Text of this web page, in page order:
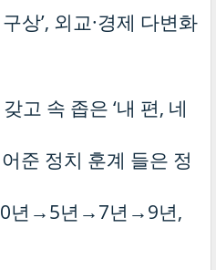
상’, 외교·경제 다변화
고 속 좁은 ‘내 편, 네
준 정치 훈계 들은 정
년→5년→7년→9년,